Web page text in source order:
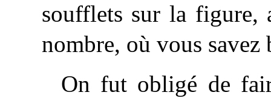
soufflets sur la figure,
nombre, où vous savez
On fut obligé de